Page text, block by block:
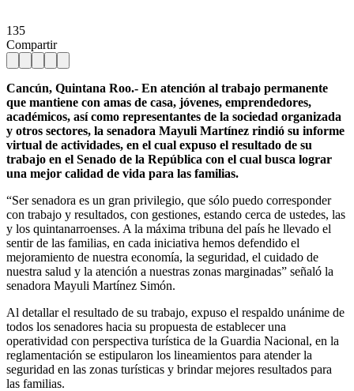
135
Compartir
Cancún, Quintana Roo.- En atención al trabajo permanente
que mantiene con amas de casa, jóvenes, emprendedores,
académicos, así como representantes de la sociedad organizada
y otros sectores, la senadora Mayuli Martínez rindió su informe
virtual de actividades, en el cual expuso el resultado de su
trabajo en el Senado de la República con el cual busca lograr
una mejor calidad de vida para las familias.
“Ser senadora es un gran privilegio, que sólo puedo corresponder
con trabajo y resultados, con gestiones, estando cerca de ustedes, las
y los quintanarroenses. A la máxima tribuna del país he llevado el
sentir de las familias, en cada iniciativa hemos defendido el
mejoramiento de nuestra economía, la seguridad, el cuidado de
nuestra salud y la atención a nuestras zonas marginadas” señaló la
senadora Mayuli Martínez Simón.
Al detallar el resultado de su trabajo, expuso el respaldo unánime de
todos los senadores hacia su propuesta de establecer una
operatividad con perspectiva turística de la Guardia Nacional, en la
reglamentación se estipularon los lineamientos para atender la
seguridad en las zonas turísticas y brindar mejores resultados para
las familias.